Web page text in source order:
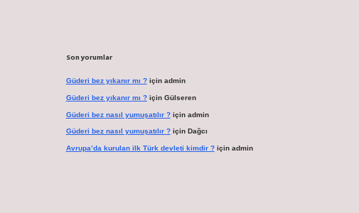
Son yorumlar
Güderi bez yıkanır mı ?için admin
Güderi bez yıkanır mı ?için Gülseren
Güderi bez nasıl yumuşatılır ?için admin
Güderi bez nasıl yumuşatılır ?için Dağcı
Avrupa’da kurulan ilk Türk devleti kimdir ?için admin